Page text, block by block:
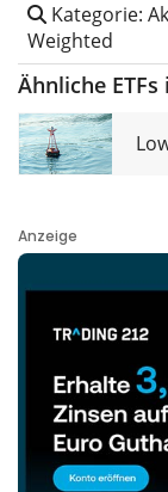
Kategorie:
Weighted
Ähnliche